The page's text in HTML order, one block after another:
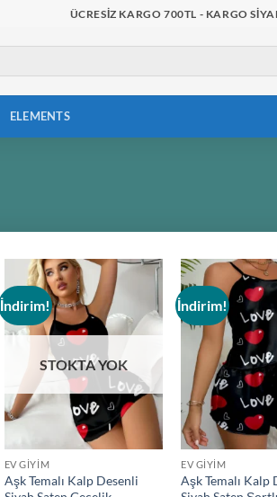
ÜCRESIZ KARGO 700TL - KARGO
ELEMENTS
İndirim!
wishlist
STOKTA YOK
EV GIYIM
Aşk Temalı Kalp Desenli
İndirim!
EV GIYIM
Aşk Temalı Kalp